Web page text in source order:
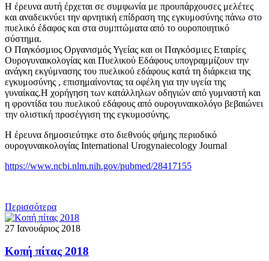
Η έρευνα αυτή έρχεται σε συμφωνία με προυπάρχουσες μελέτες
και αναδεικνύει την αρνητική επίδραση της εγκυμοσύνης πάνω στο
πυελικό έδαφος και στα συμπτώματα από το ουροποιητικό
σύστημα.
Ο Παγκόσμιος Οργανισμός Υγείας και οι Παγκόσμιες Εταιρίες
Ουρογυναικολογίας και Πυελικού Εδάφους υπογραμμίζουν την
ανάγκη εκγύμνασης του πυελικού εδάφους κατά τη διάρκεια της
εγκυμοσύνης , επισημαίνοντας τα οφέλη για την υγεία της
γυναίκας.Η χορήγηση των κατάλληλων οδηγιών από γυμναστή και
η φροντίδα του πυελικού εδάφους από ουρογυναικολόγο βεβαιώνει
την ολιστική προσέγγιση της εγκυμοσύνης.
Η έρευνα δημοσιεύτηκε στο διεθνούς φήμης περιοδικό
ουρογυναικολογίας International Urogynaiecology Journal
https://www.ncbi.nlm.nih.gov/pubmed/28417155
Περισσότερα
27 Ιανουάριος 2018
Κοπή πίτας 2018